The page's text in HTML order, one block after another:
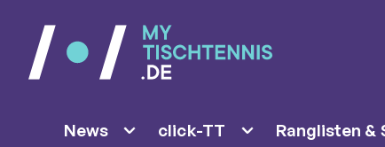
News click-TT Ranglisten &